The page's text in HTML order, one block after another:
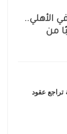
الأهلي..
من
تراجع عقود